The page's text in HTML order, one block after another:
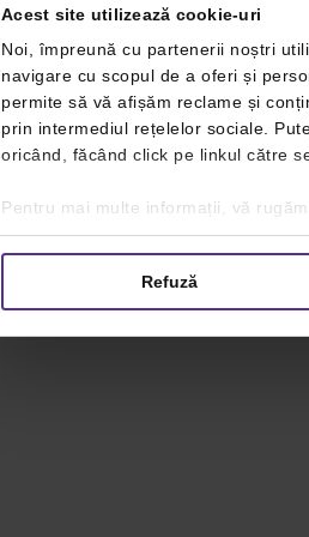
Acest site utilizează cookie-uri
Noi, împreună cu partenerii noștri
navigare cu scopul de a oferi și
permite să vă afișăm reclame și
prin intermediul rețelelor sociale.
oricând, făcând click pe linkul către
Pentru mai multe informații, vă
Refuză